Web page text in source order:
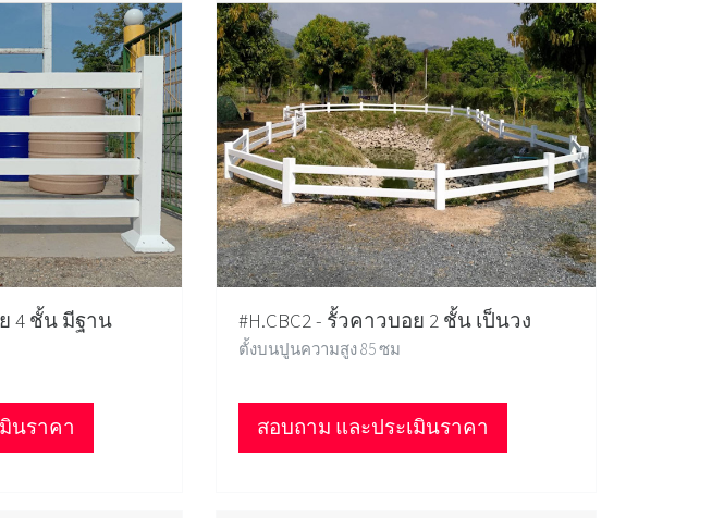
4 ชั้น มีฐาน
นราคา
#H.CBC2 - รั้วคาวบอย 2 ชั้น เป็นวง
ตั้งบนปูนความสูง 85 ซม
สอบถาม และประเมินราคา